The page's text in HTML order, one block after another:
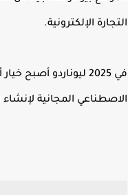
التجارة الإلكترونية.
في 2025 ليوناردو
الاصطناعي المجانية لإنشاء